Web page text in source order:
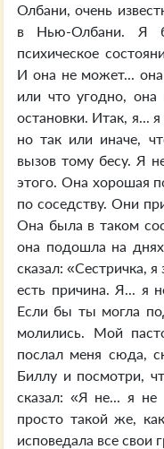
Олбани, очень
в Нью-Олбани. Я
психическое
И она не может...
или что угодно, она
остановки. Итак, я...
но так или иначе,
вызов тому бесу. Я
этого. Она хорошая
по соседству. Они
Она была в таком
она подошла на
сказал: «Сестричка,
есть причина. Я... я
Если бы ты могла
молились. Мой
послал меня сюда,
Биллу и посмотри,
сказал: «Я не... я не
просто такой же,
исповедала все свои